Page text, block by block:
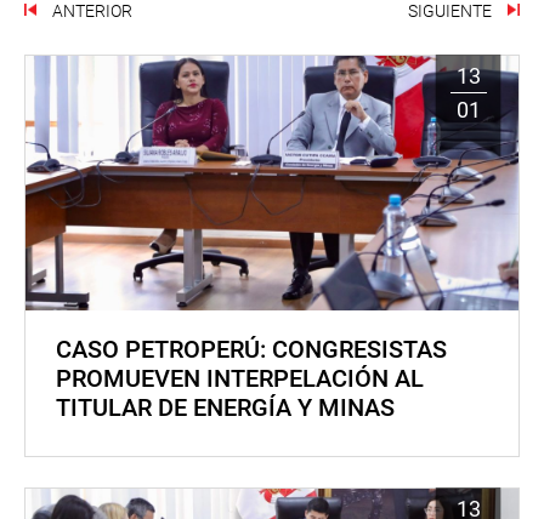
ANTERIOR SIGUIENTE
13
01
CASO PETROPERÚ: CONGRESISTAS
PROMUEVEN INTERPELACIÓN AL
TITULAR DE ENERGÍA Y MINAS
13